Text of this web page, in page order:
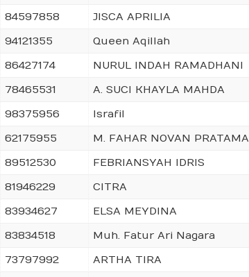
84597858 JISCA APRILIA
94121355 Queen Aqillah
86427174 NURUL INDAH RAMADHANI
78465531 A. SUCI KHAYLA MAHDA
98375956 Israfil
62175955 M. FAHAR NOVAN PRATAMA
89512530 FEBRIANSYAH IDRIS
81946229 CITRA
83934627 ELSA MEYDINA
83834518 Muh. Fatur Ari Nagara
73797992 ARTHA TIRA